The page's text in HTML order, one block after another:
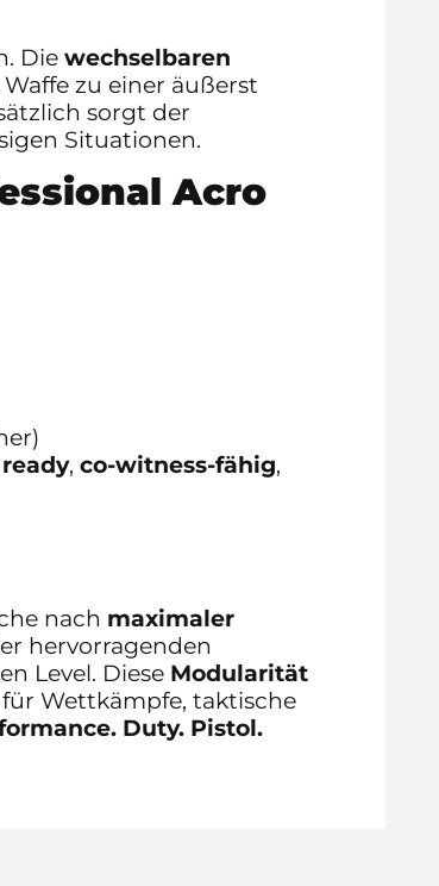
Die wechselbaren
zu einer äußerst
sorgt der
Situationen.
Acro
, co-witness-fähig,
nach maximaler
hervorragenden
Level. Diese Modularität
Wettkämpfe, taktische
Duty. Pistol.